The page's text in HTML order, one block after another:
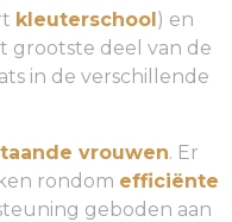
kleuterschool) en
grootste deel van de
in de verschillende
vrouwen. Er
rondom efficiënte
geboden aan